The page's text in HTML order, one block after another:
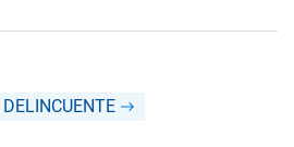
DELINCUENTE